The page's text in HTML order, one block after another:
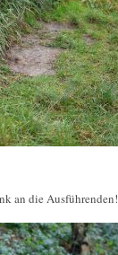
an die Ausführenden!